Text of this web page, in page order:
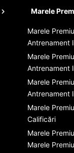
Marele
Marele
Antrenament
Marele
Antrenament
Marele
Antrenament
Marele
Calificări
Marele
Marele Premiu